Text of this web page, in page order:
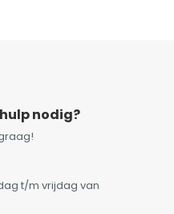
nodig?
t/m vrijdag van